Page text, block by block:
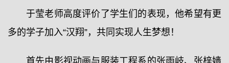
于莹老师高度评价了学生们的表现，他希望有更
多的学子加入“汉翔”，共同实现人生梦想！